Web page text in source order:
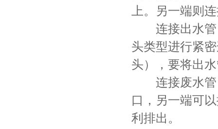
上。另一端则
连接出水管
头类型进行紧
头），要将出
连接废水管
口，另一端可
利排出。